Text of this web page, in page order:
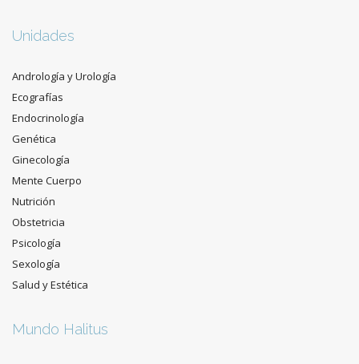
Unidades
Andrología y Urología
Ecografías
Endocrinología
Genética
Ginecología
Mente Cuerpo
Nutrición
Obstetricia
Psicología
Sexología
Salud y Estética
Mundo Halitus